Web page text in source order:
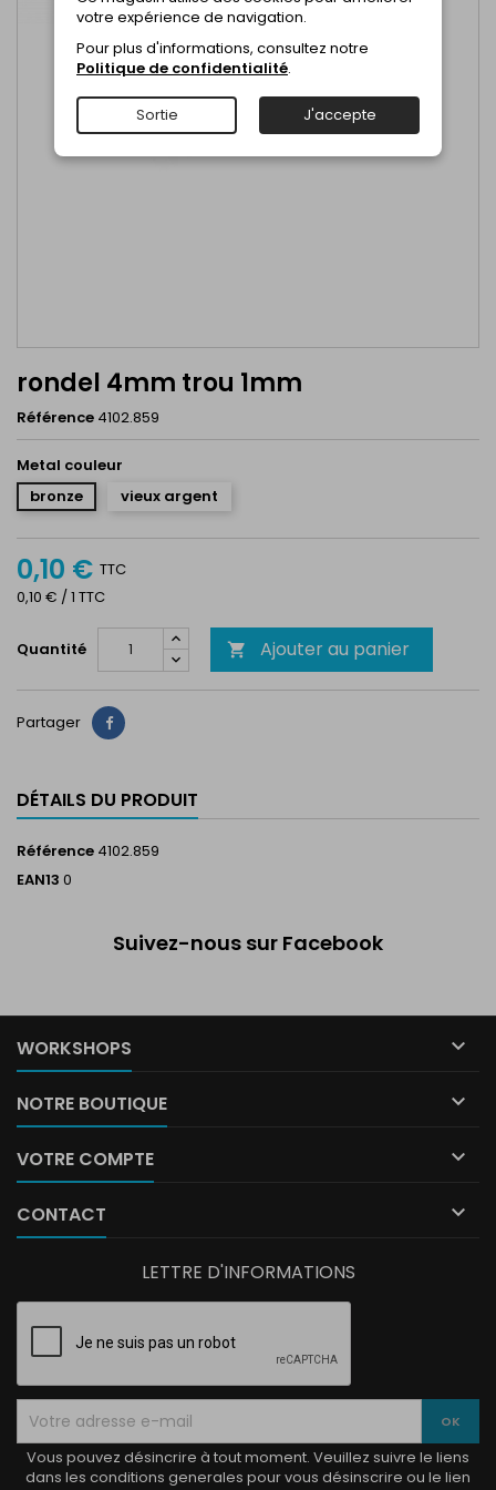
rondel 4mm trou 1mm
Référence 4102.859
Metal couleur
bronze
vieux argent
0,10 € TTC
0,10 € / 1 TTC
Quantité  Ajouter au panier
Partager Partager
DÉTAILS DU PRODUIT
Référence 4102.859
EAN13 0
Suivez-nous sur Facebook
WORKSHOPS 
NOTRE BOUTIQUE 
VOTRE COMPTE 
CONTACT 
votre expérience de navigation.
Pour plus d'informations, consultez notre
Politique de confidentialité.
Sortie J'accepte
LETTRE D'INFORMATIONS
Vous pouvez désincrire à tout moment. Veuillez suivre le liens
dans les conditions generales pour vous désinscrire ou le lien